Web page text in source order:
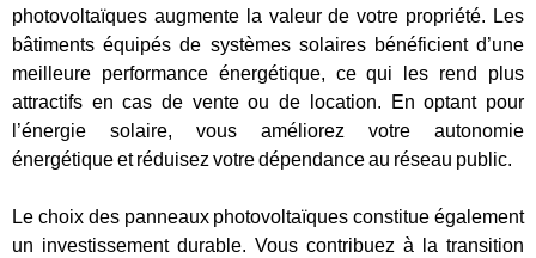
photovoltaïques augmente la valeur de votre propriété. Les
bâtiments équipés de systèmes solaires bénéficient d’une
meilleure performance énergétique, ce qui les rend plus
attractifs en cas de vente ou de location. En optant pour
l’énergie solaire, vous améliorez votre autonomie
énergétique et réduisez votre dépendance au réseau public.
Le choix des panneaux photovoltaïques constitue également
un investissement durable. Vous contribuez à la transition